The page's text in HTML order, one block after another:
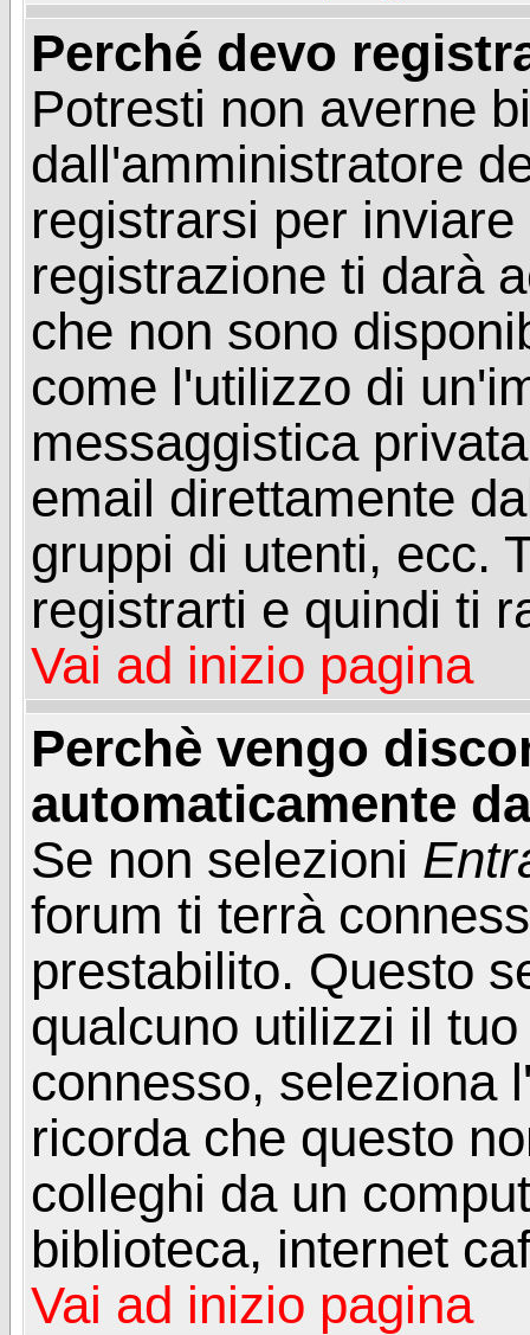
Perché devo
Potresti non averne
dall'amministratore
registrarsi per
registrazione ti darà
che non sono
come l'utilizzo di
messaggistica
email direttamente
gruppi di utenti, ecc.
registrarti e quindi ti
Vai ad inizio pagina
Perchè vengo
automaticamente
Se non selezioni
forum ti terrà
prestabilito. Questo
qualcuno utilizzi il
connesso, seleziona
ricorda che questo
colleghi da un
biblioteca, internet
Vai ad inizio pagina